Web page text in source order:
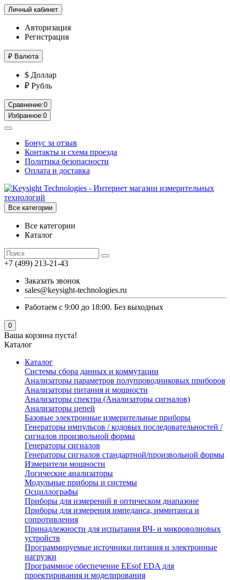
Личный кабинет
Авторизация
Регистрация
₽ Валюта
$ Доллар
₽ Рубль
Сравнение:0
Избранное:0
Бонус за отзыв
Контакты и схема проезда
Политика безопасности
Оплата и доставка
Все категории
Все категории
Каталог
+7 (499) 213-21-43
Заказать звонок
sales@keysight-technologies.ru
Работаем с 9:00 до 18:00. Без выходных
0
Ваша корзина пуста!
Каталог
Каталог
Cистемы сбора данных и коммутации
Анализаторы параметров полупроводниковых приборов
Анализаторы питания и мощности
Анализаторы спектра (Анализаторы сигналов)
Анализаторы цепей
Базовые электронные измерительные приборы
Генераторы импульсов / кодовых последовательностей /
сигналов произвольной формы
Генераторы сигналов
Генераторы сигналов стандартной/произвольной формы
Измерители мощности
Логические анализаторы
Модульные приборы и системы
Осциллографы
Приборы для измерений в оптическом диапазоне
Приборы для измерения импеданса, иммитанса и
сопротивления
Принадлежности для испытания ВЧ- и микроволновых
устройств
Программируемые источники питания и электронные
нагрузки
Программное обеспечение EEsof EDA для
проектирования и моделирования